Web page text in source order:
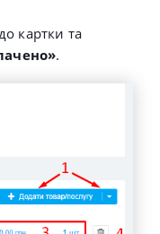
картки та
.